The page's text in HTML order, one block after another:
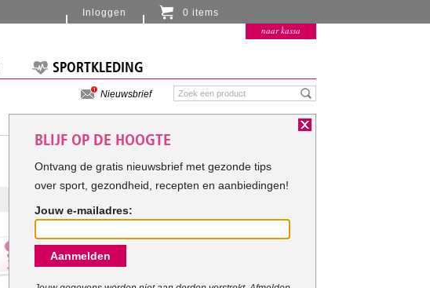
SPORTKLEDING
Nieuwsbrief
Inloggen 0 items
Er zitten momenteel geen artikelen in de
naar kassa
BLIJF OP DE HOOGTE
Ontvang de gratis nieuwsbrief met gezonde tips
over sport, gezondheid, recepten en aanbiedingen!
Jouw e-mailadres:
Aanmelden